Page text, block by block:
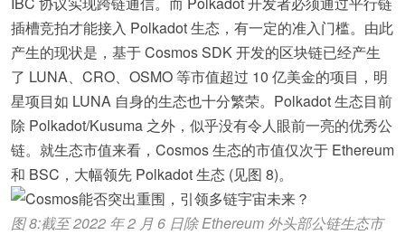
插槽竞拍才能接入 Polkadot 生态，有一定的准入门槛。由此
产生的现状是，基于 Cosmos SDK 开发的区块链已经产生
了 LUNA、CRO、OSMO 等市值超过 10 亿美金的项目，明
星项目如 LUNA 自身的生态也十分繁荣。Polkadot 生态目前
除 Polkadot/Kusuma 之外，似乎没有令人眼前一亮的优秀公
链。就生态市值来看，Cosmos 生态的市值仅次于 Ethereum
和 BSC，大幅领先 Polkadot 生态 (见图 8)。
图 8:截至 2022 年 2 月 6 日除 Ethereum 外头部公链生态市